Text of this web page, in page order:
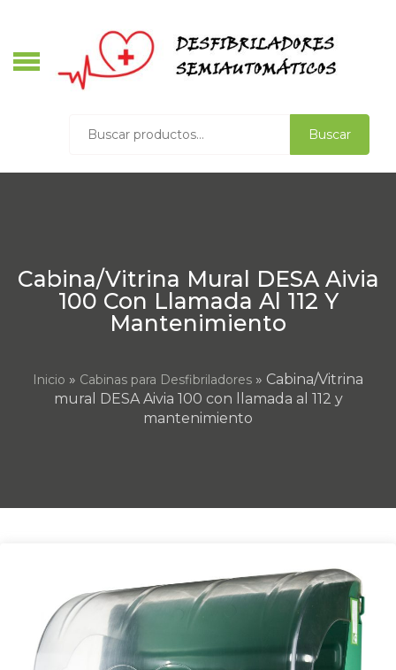
por:
Buscar
Cabina/Vitrina Mural DESA Aivia
100 Con Llamada Al 112 Y
Mantenimiento
Inicio » Cabinas para Desfibriladores » Cabina/Vitrina
mural DESA Aivia 100 con llamada al 112 y
mantenimiento